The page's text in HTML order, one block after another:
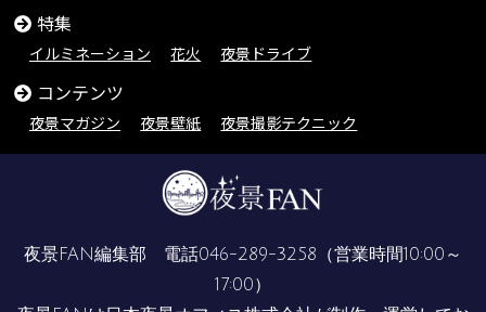
特集
イルミネーション 花火 夜景ドライブ
コンテンツ
夜景マガジン 夜景壁紙 夜景撮影テクニック
夜景FAN編集部 電話046-289-3258 （営業時間10:00～
17:00）